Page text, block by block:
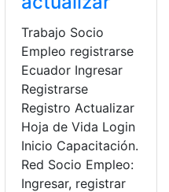
Trabajo Socio
Empleo registrarse
Ecuador Ingresar
Registrarse
Registro Actualizar
Hoja de Vida Login
Inicio Capacitación.
Red Socio Empleo:
Ingresar, registrar